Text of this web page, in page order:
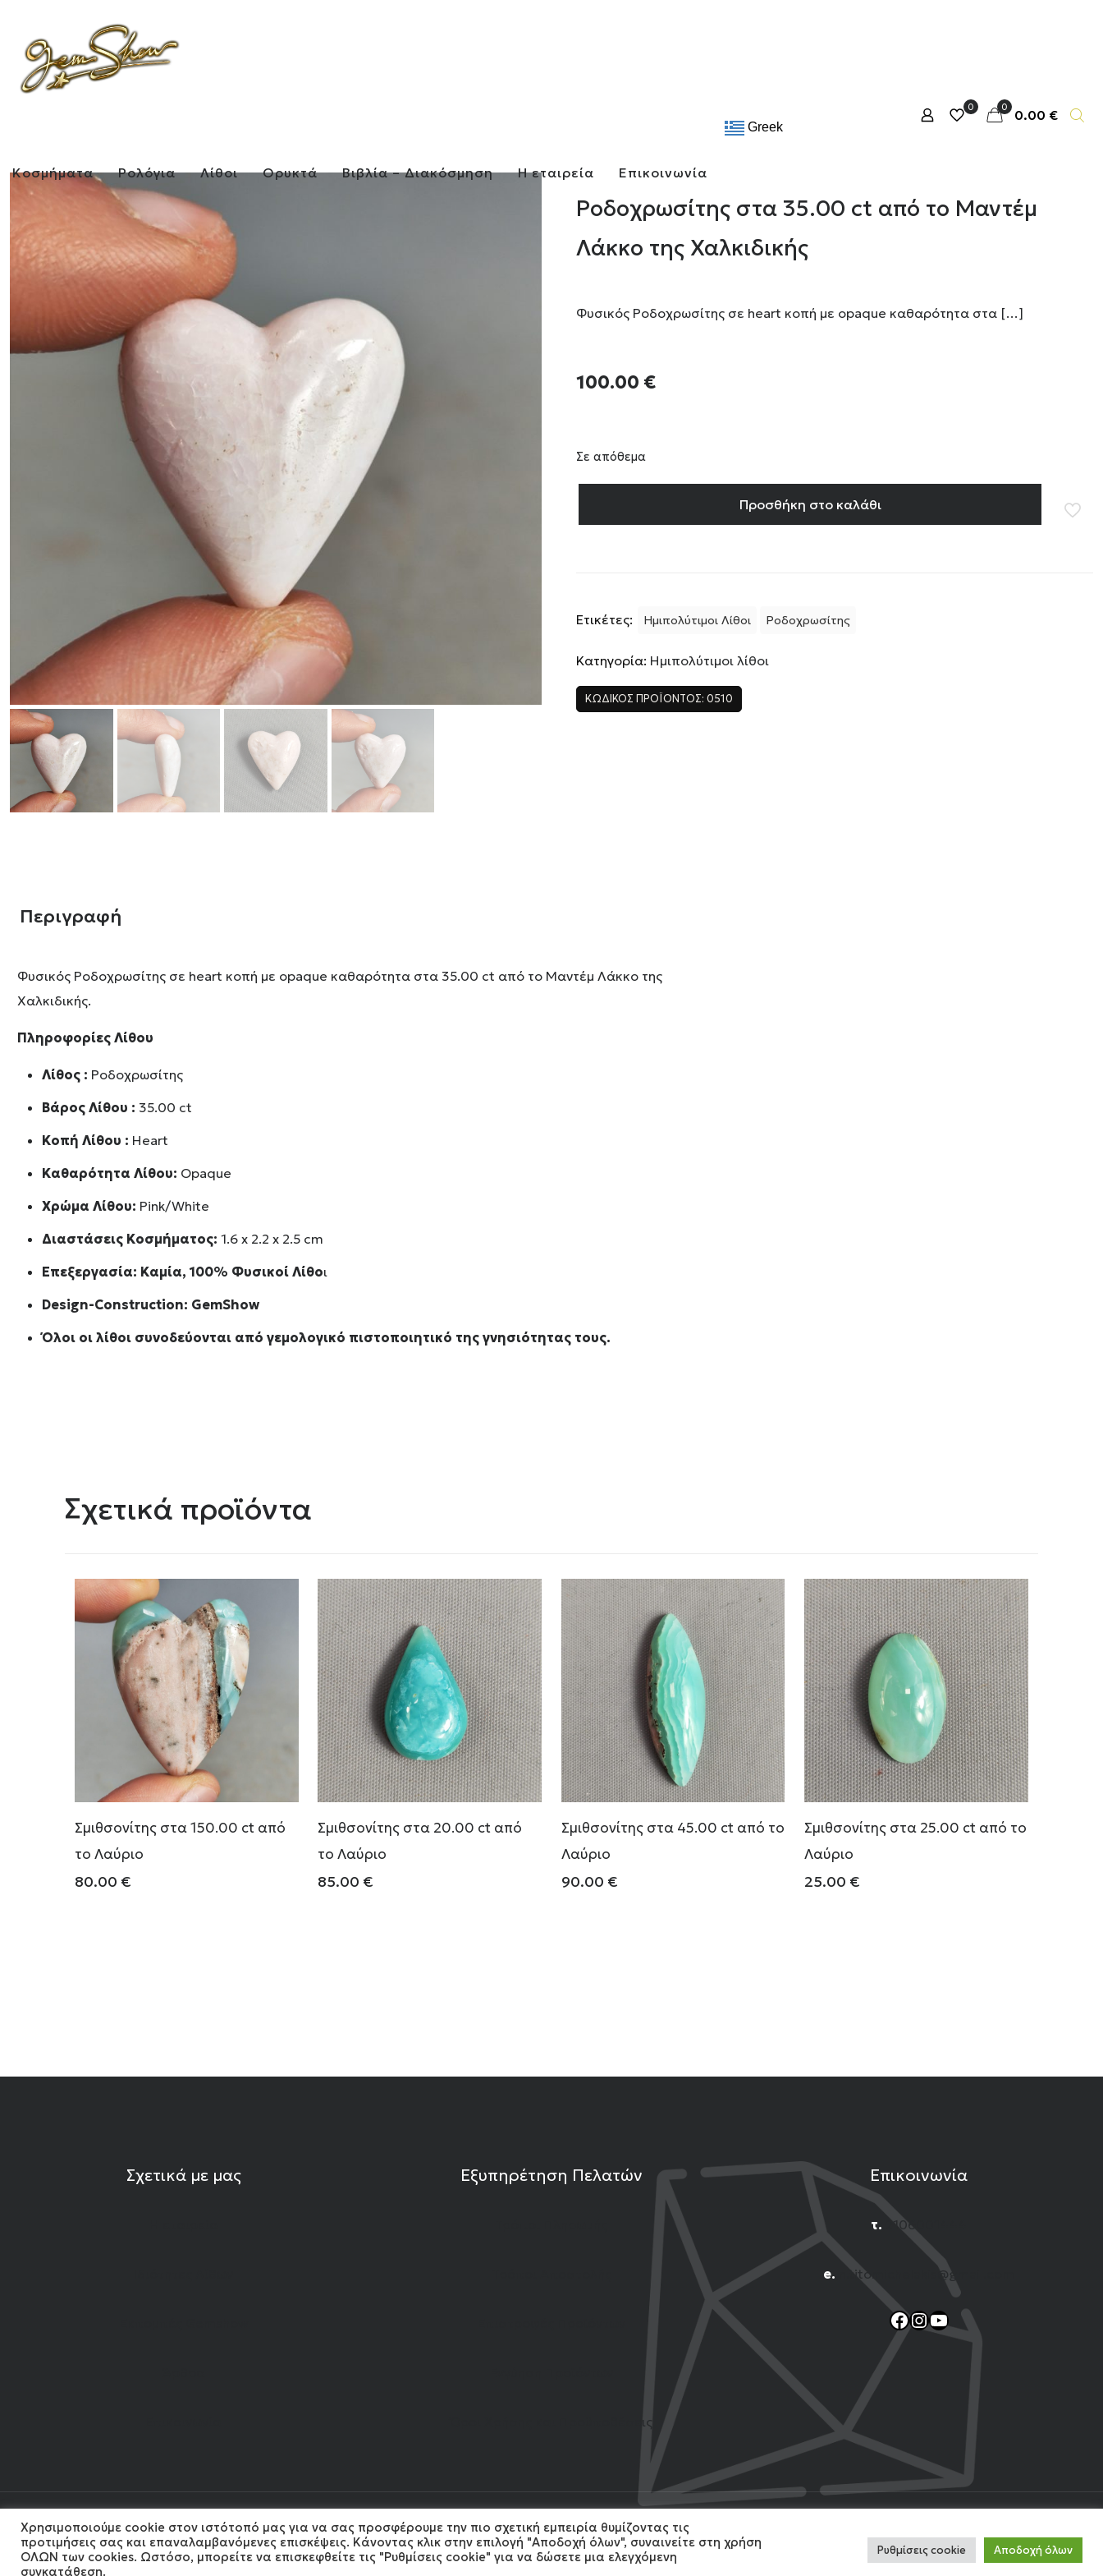
Κοσμήματα Ρολόγια Λίθοι Ορυκτά Βιβλία – Διακόσμηση Η εταιρεία Επικοινωνία
Greek
0 0 0.00 €
Ροδοχρωσίτης στα 35.00 ct από το Μαντέμ
Λάκκο της Χαλκιδικής
Φυσικός Ροδοχρωσίτης σε heart κοπή με opaque καθαρότητα στα […]
100.00 €
Σε απόθεμα
Προσθήκη στο καλάθι
Ετικέτες: Ημιπολύτιμοι Λίθοι Ροδοχρωσίτης
Κατηγορία: Ημιπολύτιμοι λίθοι
ΚΩΔΙΚΌΣ ΠΡΟΪΌΝΤΟΣ: 0510
Περιγραφή
Φυσικός Ροδοχρωσίτης σε heart κοπή με opaque καθαρότητα στα 35.00 ct από το Μαντέμ Λάκκο της
Χαλκιδικής.
Πληροφορίες Λίθου
Λίθος : Ροδοχρωσίτης
Βάρος Λίθου : 35.00 ct
Κοπή Λίθου : Heart
Καθαρότητα Λίθου: Opaque
Χρώμα Λίθου: Pink/White
Διαστάσεις Κοσμήματος: 1.6 x 2.2 x 2.5 cm
Επεξεργασία: Καμία, 100% Φυσικοί Λίθοι
Design-Construction: GemShow
Όλοι οι λίθοι συνοδεύονται από γεμολογικό πιστοποιητικό της γνησιότητας τους.
Σχετικά προϊόντα
Σμιθσονίτης στα 150.00 ct από
το Λαύριο
80.00 €
Σμιθσονίτης στα 20.00 ct από
το Λαύριο
85.00 €
Σμιθσονίτης στα 45.00 ct από το
Λαύριο
90.00 €
Σμιθσονίτης στα 25.00 ct από το
Λαύριο
25.00 €
Σχετικά με μας Εξυπηρέτηση Πελατών
Όροι Χρήσης και Προϋποθέσεις
Επικοινωνία
τ. 2106001444
e. n.titomichelakis@gmail.com
Facebook
Instagram
YouTube
2024 Gemshow. All Rights reserved. Developed byMonoWare Web
Χρησιμοποιούμε cookie στον ιστότοπό μας για να σας προσφέρουμε την πιο σχετική εμπειρία θυμίζοντας τις
προτιμήσεις σας και επαναλαμβανόμενες επισκέψεις. Κάνοντας κλικ στην επιλογή "Αποδοχή όλων", συναινείτε στη χρήση
ΟΛΩΝ των cookies. Ωστόσο, μπορείτε να επισκεφθείτε τις "Ρυθμίσεις cookie" για να δώσετε μια ελεγχόμενη
συγκατάθεση.
Ρυθμίσεις cookie Αποδοχή όλων